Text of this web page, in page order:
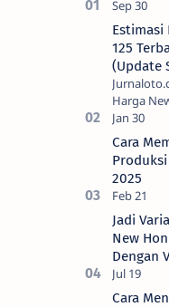
Estimasi
125
(Update
Harga
OTR
2024)
Motor
Cara
2025
Jadi
New
Dengan
Cara